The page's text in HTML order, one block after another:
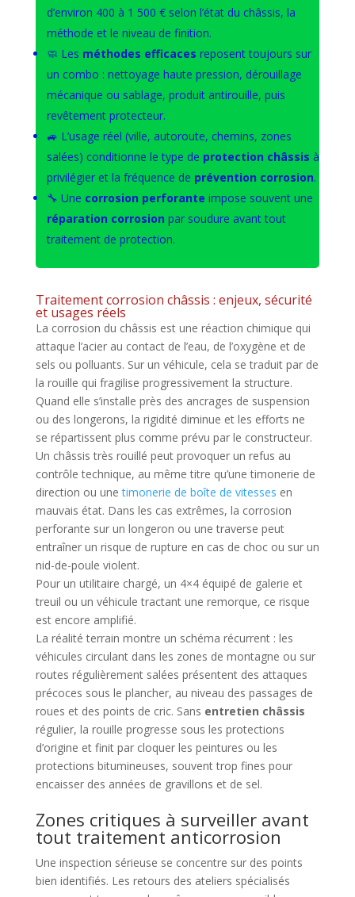
d’environ 400 à 1 500 € selon l’état du châssis, la
méthode et le niveau de finition.
🧼 Les méthodes efficaces reposent toujours sur
un combo : nettoyage haute pression, dérouillage
mécanique ou sablage, produit antirouille, puis
revêtement protecteur.
🚙 L’usage réel (ville, autoroute, chemins, zones
salées) conditionne le type de protection châssis à
privilégier et la fréquence de prévention corrosion.
🔧 Une corrosion perforante impose souvent une
réparation corrosion par soudure avant tout
traitement de protection.
Traitement corrosion châssis : enjeux, sécurité
et usages réels
La corrosion du châssis est une réaction chimique qui
attaque l’acier au contact de l’eau, de l’oxygène et de
sels ou polluants. Sur un véhicule, cela se traduit par de
la rouille qui fragilise progressivement la structure.
Quand elle s’installe près des ancrages de suspension
ou des longerons, la rigidité diminue et les efforts ne
se répartissent plus comme prévu par le constructeur.
Un châssis très rouillé peut provoquer un refus au
contrôle technique, au même titre qu’une timonerie de
direction ou unetimonerie de boîte de vitesses en
mauvais état. Dans les cas extrêmes, la corrosion
perforante sur un longeron ou une traverse peut
entraîner un risque de rupture en cas de choc ou sur un
nid-de-poule violent.
Pour un utilitaire chargé, un 4×4 équipé de galerie et
treuil ou un véhicule tractant une remorque, ce risque
est encore amplifié.
La réalité terrain montre un schéma récurrent : les
véhicules circulant dans les zones de montagne ou sur
routes régulièrement salées présentent des attaques
précoces sous le plancher, au niveau des passages de
roues et des points de cric. Sans entretien châssis
régulier, la rouille progresse sous les protections
d’origine et finit par cloquer les peintures ou les
protections bitumineuses, souvent trop fines pour
encaisser des années de gravillons et de sel.
Zones critiques à surveiller avant
tout traitement anticorrosion
Une inspection sérieuse se concentre sur des points
bien identifiés. Les retours des ateliers spécialisés